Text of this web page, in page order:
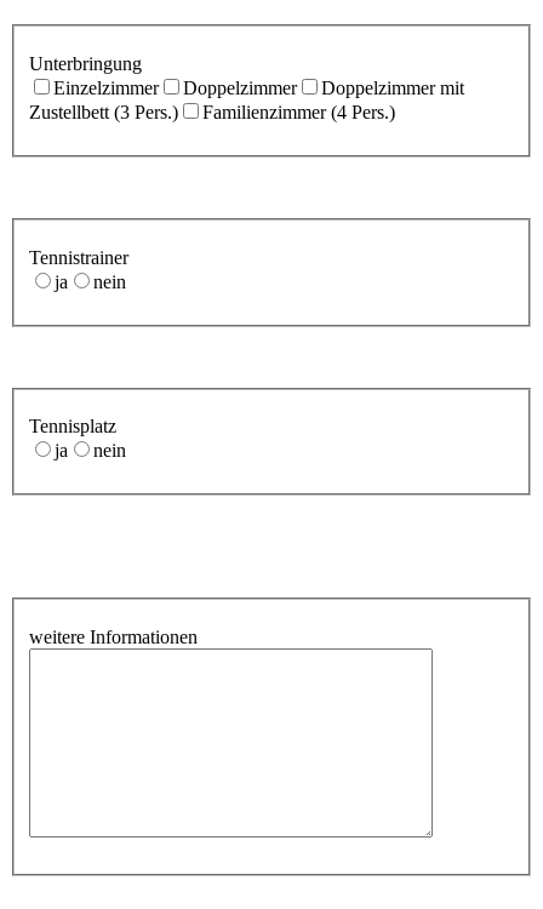
Unterbringung
Einzelzimmer
Doppelzimmer
Doppelzimmer mit
Zustellbett (3 Pers.)
Familienzimmer (4 Pers.)
Tennistrainer
ja
nein
Tennisplatz
ja
nein
weitere Informationen